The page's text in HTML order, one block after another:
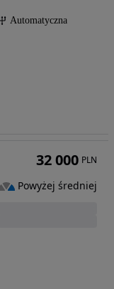
Automatyczna
32 000 PLN
Powyżej średniej